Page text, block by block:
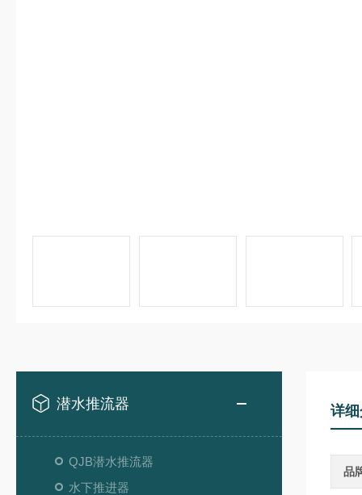
潜水推流器
QJB潜水推流器
水下推进器
详
品